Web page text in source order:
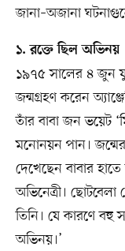
জানা–অজানা
১. রক্তে ছিল অভিনয়
১৯৭৫ সালের ৪ জুন
জন্মগ্রহণ করেন
তাঁর বাবা জন ভয়েট
মনোনয়ন পান।
দেখেছেন বাবার হাতে
অভিনেত্রী। ছোটবেলা
তিনি। যে কারণে বহু
অভিনয়।’